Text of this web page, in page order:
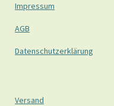
Impressum
AGB
Datenschutzerklärung
Versand